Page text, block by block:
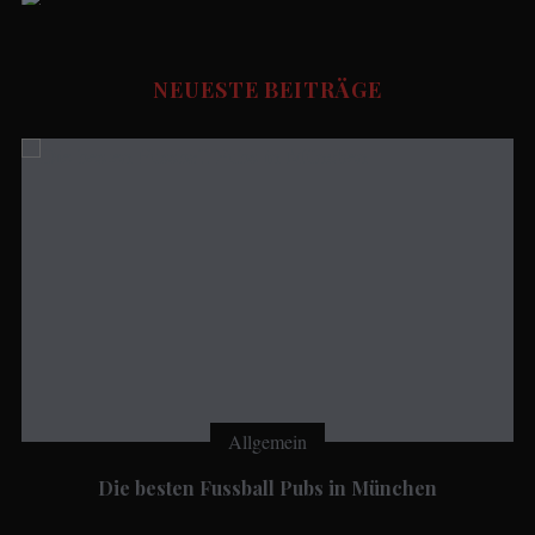
FUSSBALL STORIES - Redaktion
NEUESTE BEITRÄGE
Allgemein
Die besten Fussball Pubs in München